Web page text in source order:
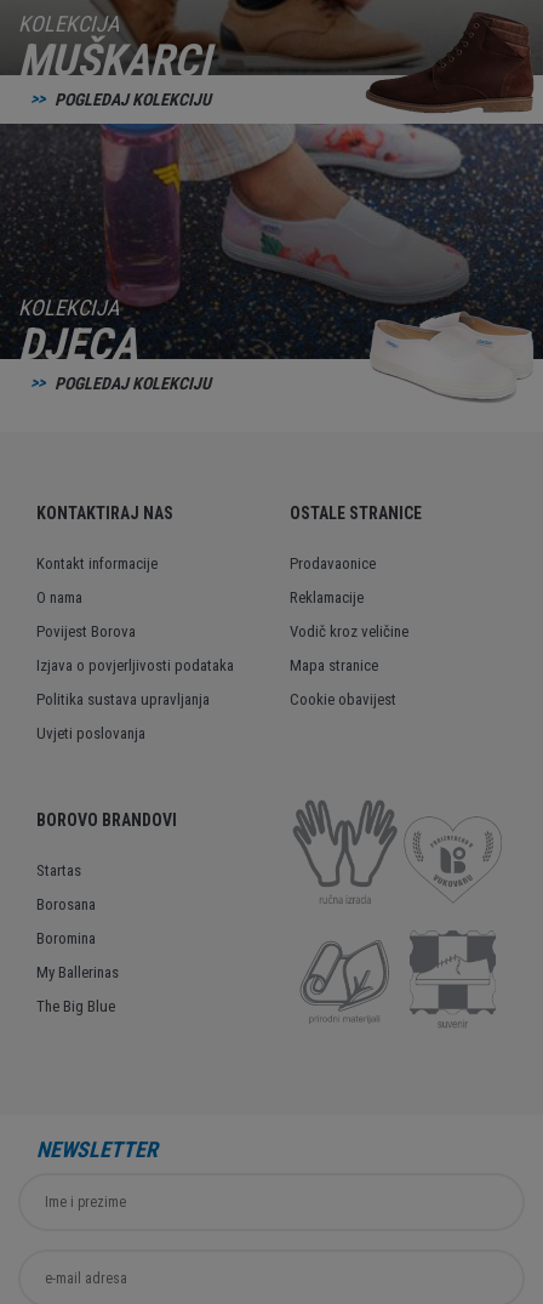
KOLEKCIJA
MUŠKARCI
POGLEDAJ KOLEKCIJU
KOLEKCIJA
DJECA
POGLEDAJ KOLEKCIJU
KONTAKTIRAJ NAS
Kontakt informacije
O nama
Povijest Borova
Izjava o povjerljivosti podataka
Politika sustava upravljanja
Uvjeti poslovanja
OSTALE STRANICE
Prodavaonice
Reklamacije
Vodič kroz veličine
Mapa stranice
Cookie obavijest
BOROVO BRANDOVI
Startas
Borosana
Boromina
My Ballerinas
The Big Blue
NEWSLETTER